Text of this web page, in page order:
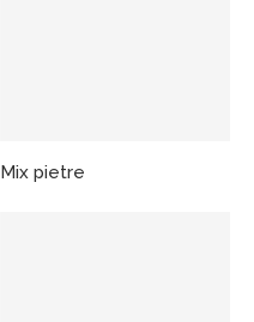
Mix pietre